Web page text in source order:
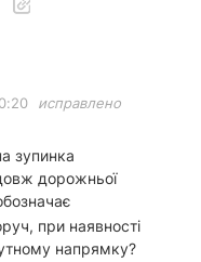
исправлено
зупинка
дорожньої
при наявності
напрямку?